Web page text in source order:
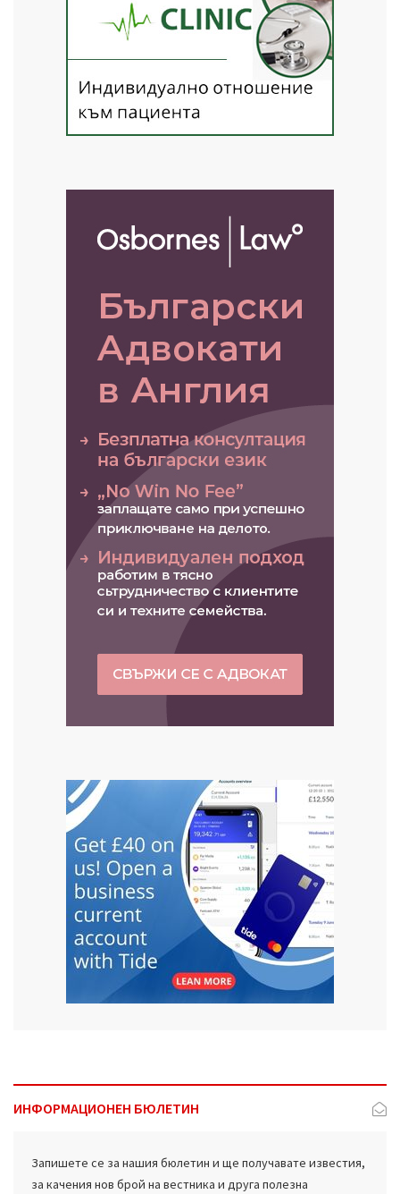
ИНФОРМАЦИОНЕН БЮЛЕТИН
Запишете се за нашия бюлетин и ще получавате известия,
за качения нов брой на вестника и друга полезна